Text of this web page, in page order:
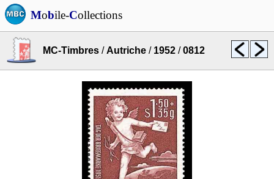
Mobile-Collections
MC-Timbres /Autriche / 1952 /0812